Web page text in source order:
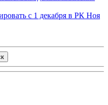
с 1 декабря в РК Ноя